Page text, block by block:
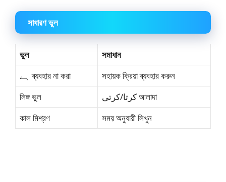
সাধারণ ভুল
ভুল
সমাধান
ہے ব্যবহার না করা
সহায়ক ক্রিয়া ব্যবহার করুন
লিঙ্গ ভুল
کرتا/کرتی আলাদা
কাল মিশ্রণ
সময় অনুযায়ী লিখুন